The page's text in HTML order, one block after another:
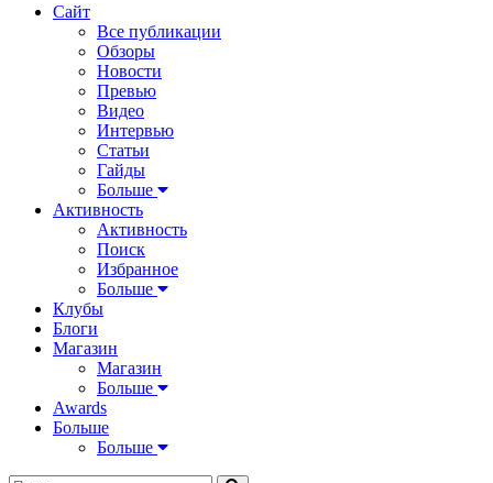
Сайт
Все публикации
Обзоры
Новости
Превью
Видео
Интервью
Статьи
Гайды
Больше
Активность
Активность
Поиск
Избранное
Больше
Клубы
Блоги
Магазин
Магазин
Больше
Awards
Больше
Больше